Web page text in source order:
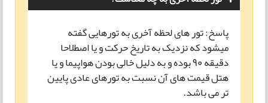
پاسخ: تور های لحظه آخری به تورهایی گفته
میشود که نزدیک به تاریخ حرکت و یا اصطلاحا
دقیقه 90 بوده و به دلیل خالی بودن هواپیما و یا
هتل قیمت های آن نسبت به تورهای عادی پایین
تر می باشد.